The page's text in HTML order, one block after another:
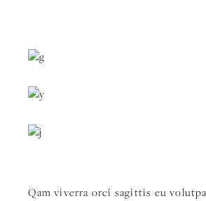
Qam viverra orci sagittis eu